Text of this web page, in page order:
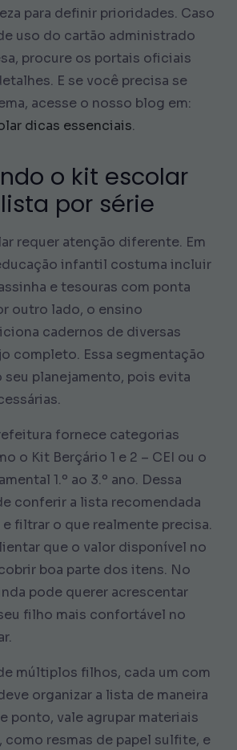
para definir prioridades. Caso
uso do cartão administrado
procure os portais oficiais
E se você precisa se
acesse o nosso blog em:
dicas essenciais.
o kit escolar
por série
requer atenção diferente. Em
infantil costuma incluir
e tesouras com ponta
outro lado, o ensino
cadernos de diversas
completo. Essa segmentação
seu planejamento, pois evita
fornece categorias
o Kit Berçário 1 e 2 – CEI ou o
1.º ao 3.º ano. Dessa
conferir a lista recomendada
e filtrar o que realmente precisa.
que o valor disponível no
boa parte dos itens. No
pode querer acrescentar
filho mais confortável no
múltiplos filhos, cada um com
organizar a lista de maneira
ponto, vale agrupar materiais
resmas de papel sulfite, e